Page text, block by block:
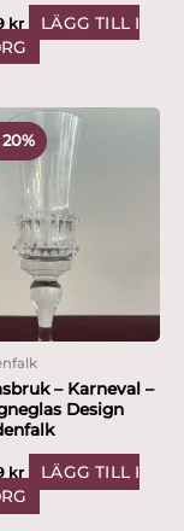
kr
LÄGG TILL I
– Karneval –
Design
kr
Det
nuvarande
priset
är:
799 kr.
LÄGG TILL I